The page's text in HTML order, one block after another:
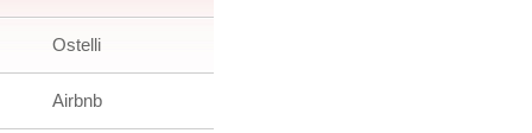
Ostelli
Airbnb